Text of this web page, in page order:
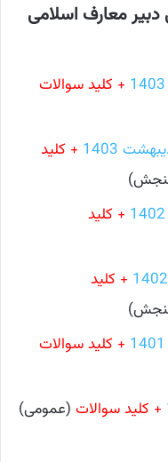
دبیر معارف اسلامی
+ کلید سوالات
+ کلید
+ کلید
+ کلید
+ کلید سوالات
+ کلید سوالات (عمومی)